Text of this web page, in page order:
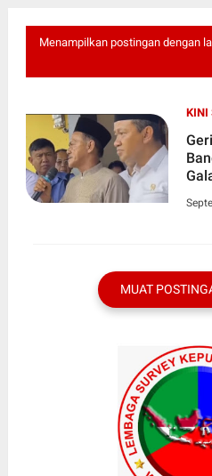
Menampilkan postingan dengan
KINI
MUAT